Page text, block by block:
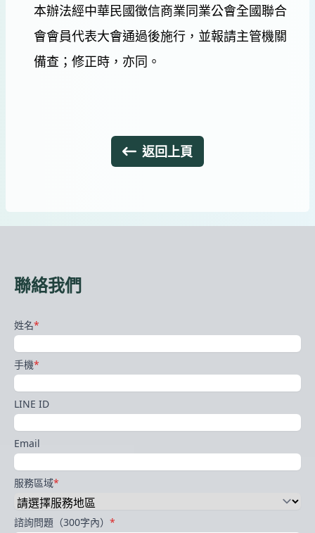
本辦法經中華民國徵信商業同業公會全國聯合
會會員代表大會通過後施行，並報請主管機關
備查；修正時，亦同。
返回上頁
聯絡我們
姓名*
手機*
LINE ID
Email
服務區域*
諮詢問題（300字內） *